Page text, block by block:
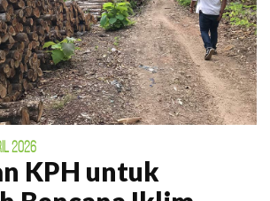
2026
KPH untuk